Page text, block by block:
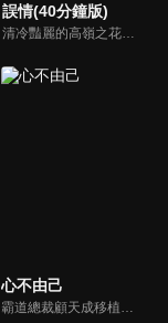
誤情(40分鐘版)
清冷豔麗的高嶺之花江時淺在遭受霸淩、暴力等一系列事件後，華麗蛻變逆襲歸來，用一場精心策劃強勢開啟自己的復仇之路，最終收穫內心救贖與愛情的故事。
心不由己
霸道總裁顧天成移植心臟後竟然愛上了職場對頭秘書林嘉琪，兩人逐漸在工作生活中意識到對方的心意，朝著共同的目標並肩作戰。